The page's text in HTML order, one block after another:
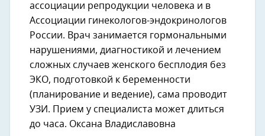
ассоциации репродукции человека и в
Ассоциации гинекологов-эндокринологов
России. Врач занимается гормональными
нарушениями, диагностикой и лечением
сложных случаев женского бесплодия без
ЭКО, подготовкой к беременности
(планирование и ведение), сама проводит
УЗИ. Прием у специалиста может длиться
до часа. Оксана Владиславовна